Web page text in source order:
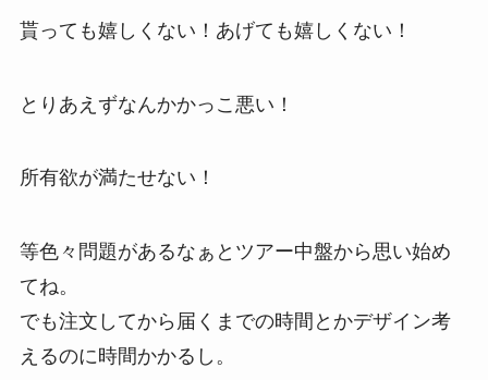
貰っても嬉しくない！あげても嬉しくない！
とりあえずなんかかっこ悪い！
所有欲が満たせない！
等色々問題があるなぁとツアー中盤から思い始め
てね。
でも注文してから届くまでの時間とかデザイン考
えるのに時間かかるし。